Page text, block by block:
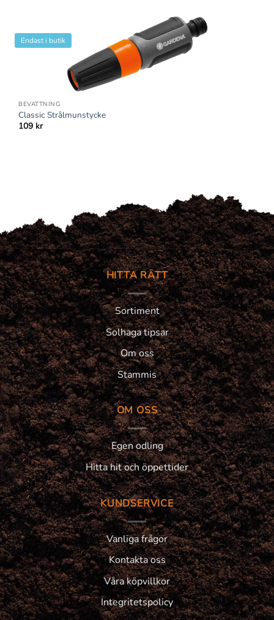
Endast i butik
BEVATTNING
Classic Strålmunstycke
109 kr
HITTA RÄTT
Sortiment
Solhaga tipsar
Om oss
Stammis
OM OSS
Egen odling
Hitta hit och öppettider
KUNDSERVICE
Vanliga frågor
Kontakta oss
Våra köpvillkor
Integritetspolicy